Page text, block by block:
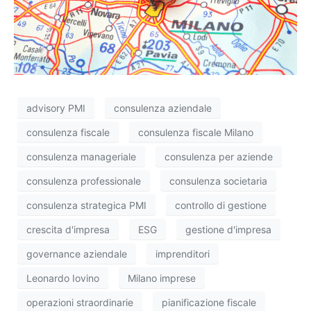
advisory PMI consulenza aziendale
consulenza fiscale consulenza fiscale Milano
consulenza manageriale consulenza per aziende
consulenza professionale consulenza societaria
consulenza strategica PMI controllo di gestione
crescita d'impresa ESG gestione d'impresa
governance aziendale imprenditori
Leonardo Iovino Milano imprese
operazioni straordinarie pianificazione fiscale